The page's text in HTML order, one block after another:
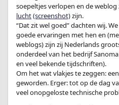
soepeltjes verlopen en de
lucht(screenshot)zijn.
“Dat zit wel goed” dachten wij.
goede ervaringen met hen en
weblogs) zijn zij Nederlands
onderdeel van het bedrijf
en veel bekende tijdschriften).
Om het wat vlakjes te zeggen:
geworden. Erger: tot op de dag
veel onopgeloste technische